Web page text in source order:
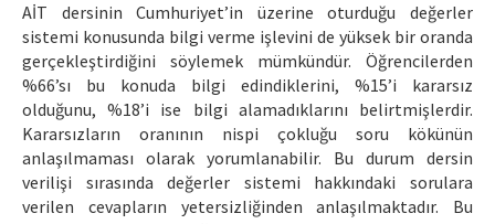
AİT dersinin Cumhuriyet’in üzerine oturduğu değerler
sistemi konusunda bilgi verme işlevini de yüksek bir oranda
gerçekleştirdiğini söylemek mümkündür. Öğrencilerden
%66’sı bu konuda bilgi edindiklerini, %15’i kararsız
olduğunu, %18’i ise bilgi alamadıklarını belirtmişlerdir.
Kararsızların oranının nispi çokluğu soru kökünün
anlaşılmaması olarak yorumlanabilir. Bu durum dersin
verilişi sırasında değerler sistemi hakkındaki sorulara
verilen cevapların yetersizliğinden anlaşılmaktadır. Bu